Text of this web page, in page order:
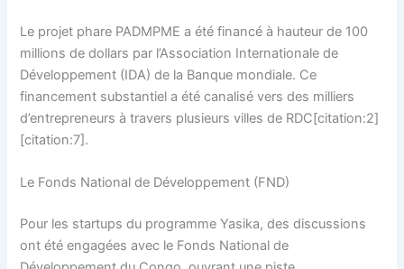
Le projet phare PADMPME a été financé à hauteur de 100
millions de dollars par l’Association Internationale de
Développement (IDA) de la Banque mondiale. Ce
financement substantiel a été canalisé vers des milliers
d’entrepreneurs à travers plusieurs villes de RDC[citation:2]
[citation:7].
Le Fonds National de Développement (FND)
Pour les startups du programme Yasika, des discussions
ont été engagées avec le Fonds National de